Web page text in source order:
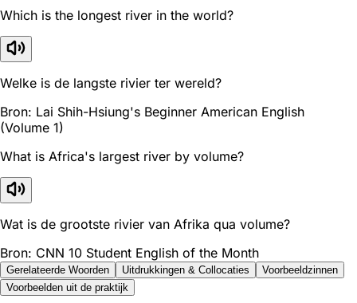
Which is the longest river in the world?
Welke is de langste rivier ter wereld?
Bron: Lai Shih-Hsiung's Beginner American English
(Volume 1)
What is Africa's largest river by volume?
Wat is de grootste rivier van Afrika qua volume?
Bron: CNN 10 Student English of the Month
Gerelateerde Woorden Uitdrukkingen & Collocaties
Voorbeeldzinnen
Voorbeelden uit de praktijk